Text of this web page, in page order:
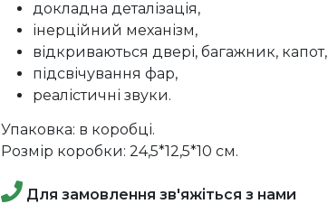
докладна деталізація,
інерційний механізм,
відкриваються двері, багажник, капот,
підсвічування фар,
реалістичні звуки.
Упаковка: в коробці.
Розмір коробки: 24,5*12,5*10 см.
Для замовлення зв'яжіться з нами